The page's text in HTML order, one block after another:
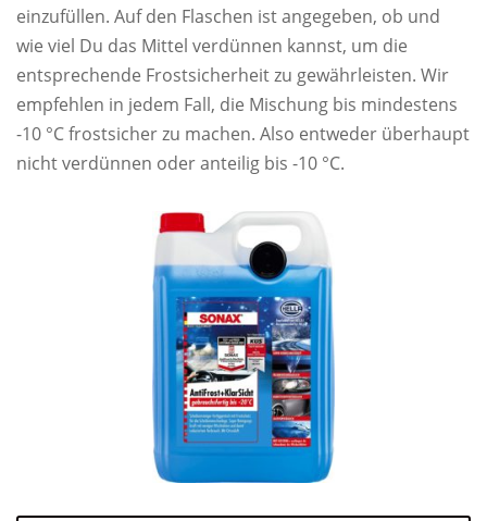
einzufüllen. Auf den Flaschen ist angegeben, ob und
wie viel Du das Mittel verdünnen kannst, um die
entsprechende Frostsicherheit zu gewährleisten. Wir
empfehlen in jedem Fall, die Mischung bis mindestens
-10 °C frostsicher zu machen. Also entweder überhaupt
nicht verdünnen oder anteilig bis -10 °C.